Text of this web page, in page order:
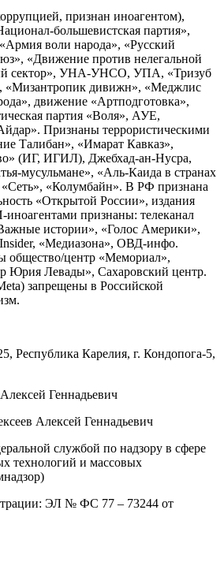
признан иноагентом),
большевистская партия»,
воли народа», «Русский
«Движение против нелегальной
сектор», УНА-УНСО, УПА, «Тризуб
«Мизантропик дивижн», «Меджлис
движение «Артподготовка»,
партия «Воля», АУЕ,
Признаны террористическими
Талибан», «Имарат Кавказ»,
(ИГ, ИГИЛ), Джебхад-ан-Нусра,
мусульмане», «Аль-Каида в странах
«Колумбайн». В РФ признана
«Открытой России», издания
признаны: телеканал
истории», «Голос Америки»,
«Медиазона», ОВД-инфо.
общество/центр «Мемориал»,
Юрия Левады», Сахаровский центр.
запрещены в Российской
Республика Карелия, г. Кондопога-5,
Геннадьевич
Алексей Геннадьевич
службой по надзору в сфере
технологий и массовых
ЭЛ № ФС 77 – 73244 от